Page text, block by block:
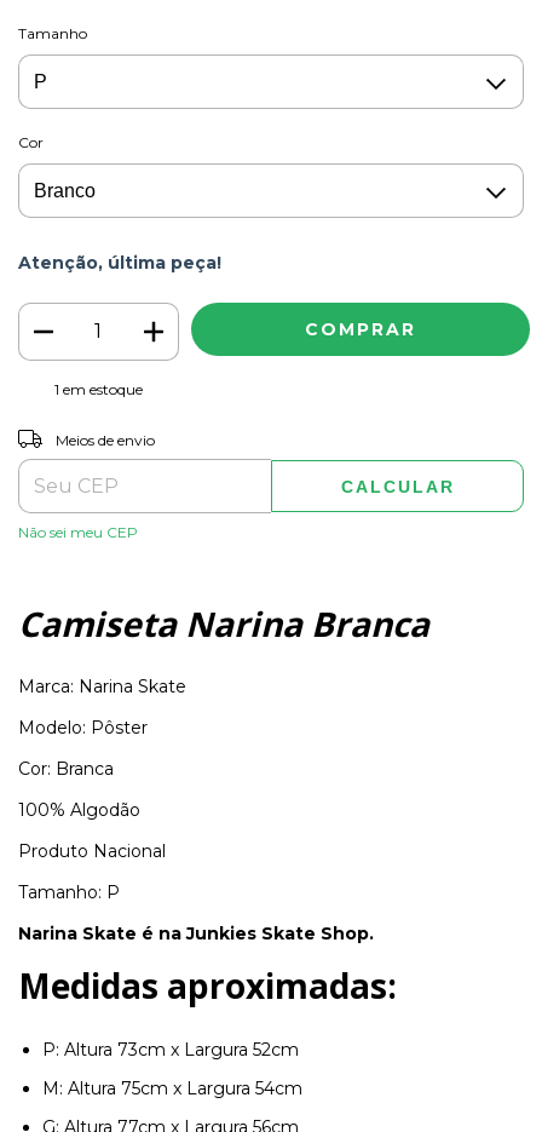
Tamanho
Cor
Atenção, última peça!
1 em estoque
Entregas para o CEP:
Meios de envio
CALCULAR
Não sei meu CEP
Camiseta Narina Branca
Marca: Narina Skate
Modelo: Pôster
Cor: Branca
100% Algodão
Produto Nacional
Tamanho: P
Narina Skate é na Junkies Skate Shop.
Medidas aproximadas:
P: Altura 73cm x Largura 52cm
M: Altura 75cm x Largura 54cm
G: Altura 77cm x Largura 56cm